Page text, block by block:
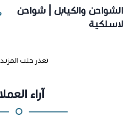
الشواحن والكيابل | شواحن
لاسلكية
تعذر جلب
آراء